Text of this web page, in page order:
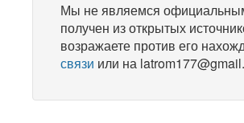
Мы не являемся
получен из открытых
возражаете против его
связи или на